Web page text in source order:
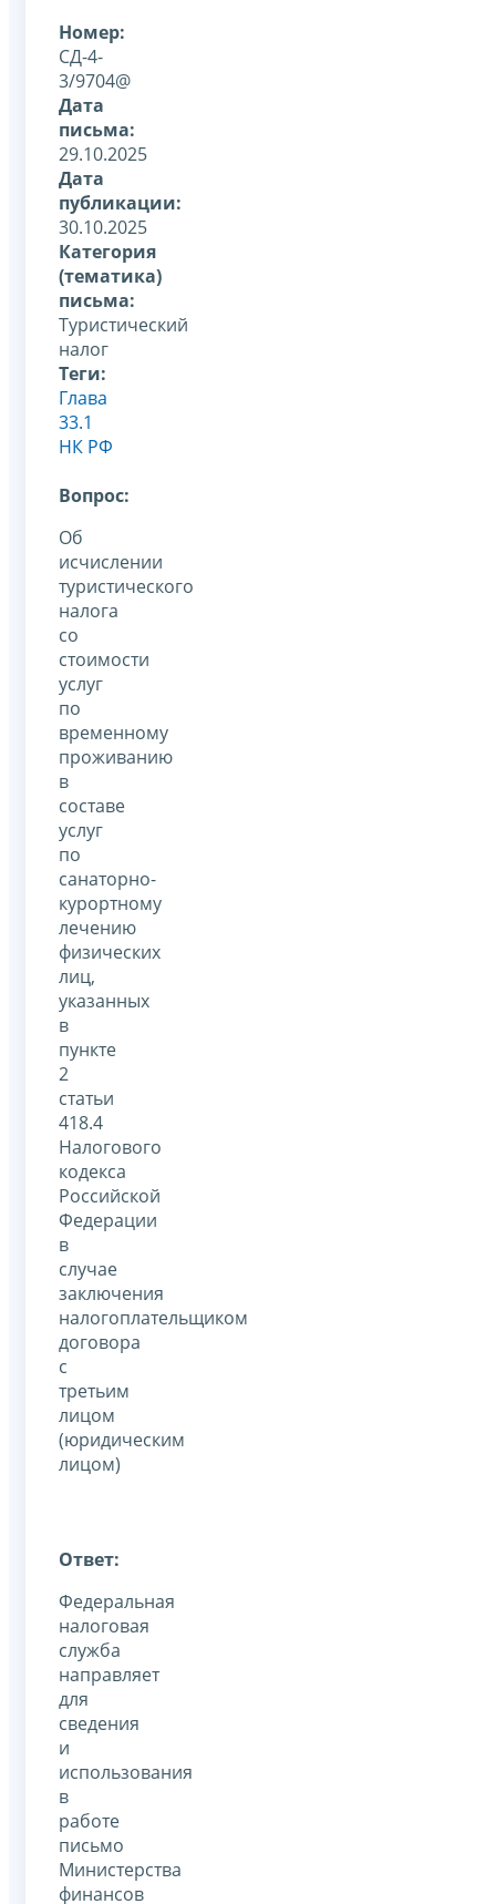
Номер:
СД-4-
3/9704@
Дата
письма:
29.10.2025
Дата
публикации:
30.10.2025
Категория
(тематика)
письма:
Туристический
налог
Теги:
Глава
33.1
НК РФ
Вопрос:
Об
исчислении
туристического
налога
со
стоимости
услуг
по
временному
проживанию
в
составе
услуг
по
санаторно-
курортному
лечению
физических
лиц,
указанных
в
пункте
2
статьи
418.4
Налогового
кодекса
Российской
Федерации
в
случае
заключения
налогоплательщиком
договора
с
третьим
лицом
(юридическим
лицом)
Ответ:
Федеральная
налоговая
служба
направляет
для
сведения
и
использования
в
работе
письмо
Министерства
финансов